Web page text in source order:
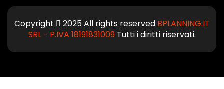
Copyright 2025 All rights reserved BPLANNING.IT
SRL - P.IVA 18191831009Tutti i diritti riservati.